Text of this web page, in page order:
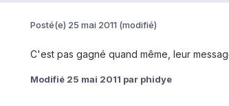
Posté(e) 25 mai 2011 (modifié)
C'est pas gagné quand même, leur
Modifié 25 mai 2011 par phidye